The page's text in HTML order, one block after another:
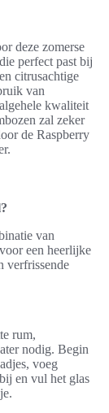
deze zomerse
perfect past bij
citrusachtige
van
kwaliteit
zal zeker
de Raspberry
van
een heerlijke
verfrissende
rum,
nodig. Begin
voeg
en vul het glas